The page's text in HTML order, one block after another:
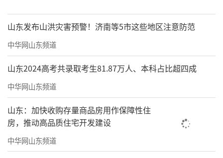
山东发布山洪灾害预警！济南等5市这些地区注意防范
中华网山东频道
山东2024高考共录取考生81.87万人、本科占比超四成
中华网山东频道
山东：加快收购存量商品房用作保障性住
房，推动高品质住宅开发建设
中华网山东频道